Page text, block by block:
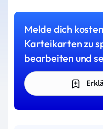
Melde dich
Karteikarten zu
bearbeiten und